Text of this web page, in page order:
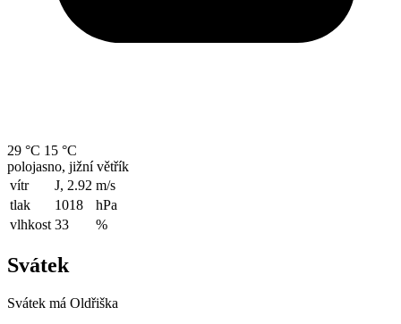
29 °C 15 °C
polojasno, jižní větřík
vítr
J, 2.92 m/s
tlak
1018
hPa
vlhkost 33 %
Svátek
Svátek má Oldřiška